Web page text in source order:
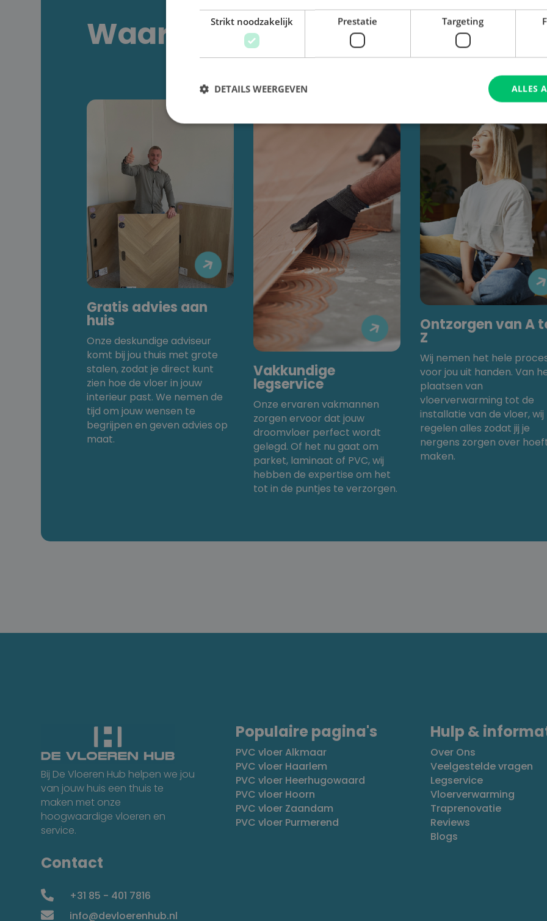
Waarom kiezen voor De

Gratis advies aan
huis
Onze deskundige adviseur
komt bij jou thuis met grote
stalen, zodat je direct kunt
zien hoe de vloer in jouw
interieur past. We nemen de
tijd om jouw wensen te
begrijpen en geven advies op
maat.

Vakkundige
legservice
Onze ervaren vakmannen
zorgen ervoor dat jouw
droomvloer perfect wordt
gelegd. Of het nu gaat om
parket, laminaat of PVC, wij
hebben de expertise om het
tot in de puntjes te verzorgen.
Ontzorgen van A
Z
Wij nemen het hele
voor jou uit handen. Van
plaatsen van
vloerverwarming tot de
installatie van de vloer, wij
regelen alles zodat jij je
nergens zorgen over
maken.
Bij De Vloeren Hub helpen we jou
van jouw huis een thuis te
maken met onze
hoogwaardige vloeren en
service.
Contact
 +31 85 - 401 7816
 info@devloerenhub.nl
Populaire pagina's
PVC vloer Alkmaar
PVC vloer Haarlem
PVC vloer Heerhugowaard
PVC vloer Hoorn
PVC vloer Zaandam
PVC vloer Purmerend
Hulp &
Over Ons
Veelgestelde vragen
Legservice
Vloerverwarming
Traprenovatie
Reviews
Blogs
Strikt noodzakelijk Prestatie Targeting
ALLES
DETAILS WEERGEVEN